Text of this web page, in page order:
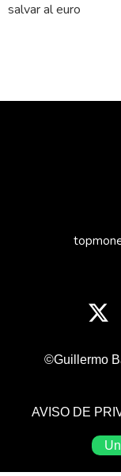
salvar al euro
©Guillermo
AVISO DE